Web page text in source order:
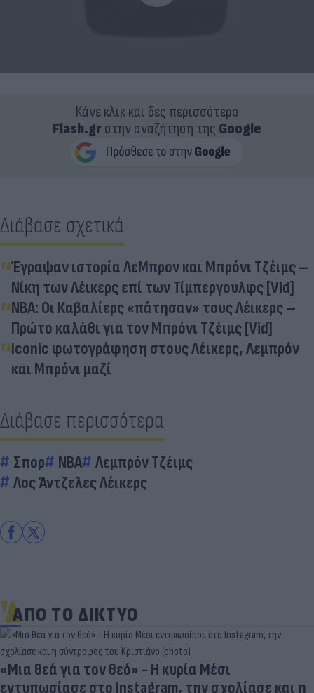
Κάνε κλικ και δες περισσότερο
Flash.grστην αναζήτηση της Google
Διάβασε σχετικά
Έγραψαν ιστορία ΛεΜπρον και Μπρόνι Τζέιμς –
Νίκη των Λέικερς επί των Τίμπεργουλφς [Vid]
ΝΒΑ: Οι Καβαλίερς «πάτησαν» τους Λέικερς –
Πρώτο καλάθι για τον Μπρόνι Τζέιμς [Vid]
Iconic φωτογράφηση στους Λέικερς, Λεμπρόν
και Μπρόνι μαζί
Διάβασε περισσότερα
Σπορ ΝΒΑ
Λεμπρόν Τζέιμς
Λος Άντζελες Λέικερς
ΑΠΟ ΤΟ ΔΙΚΤΥΟ